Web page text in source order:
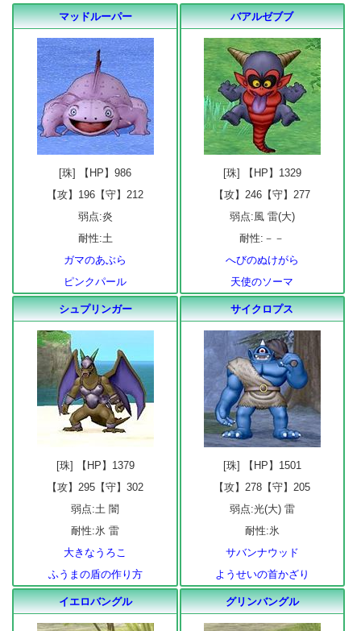
マッドルーパー
[珠] 【HP】986
【攻】196【守】212
弱点:炎
耐性:土
ガマのあぶら
ピンクパール
バアルゼブブ
[珠] 【HP】1329
【攻】246【守】277
弱点:風 雷(大)
耐性:－－
へびのぬけがら
天使のソーマ
シュプリンガー
[珠] 【HP】1379
【攻】295【守】302
弱点:土 闇
耐性:氷 雷
大きなうろこ
ふうまの盾の作り方
サイクロプス
[珠] 【HP】1501
【攻】278【守】205
弱点:光(大) 雷
耐性:氷
サバンナウッド
ようせいの首かざり
イエロバングル グリンバングル